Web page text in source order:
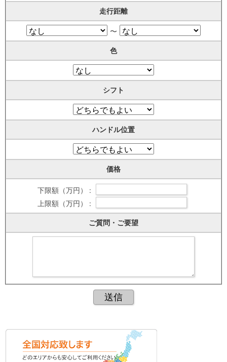
走行距離
〜
色
シフト
ハンドル位置
価格
下限額（万円） :
上限額（万円） :
ご質問・ご要望